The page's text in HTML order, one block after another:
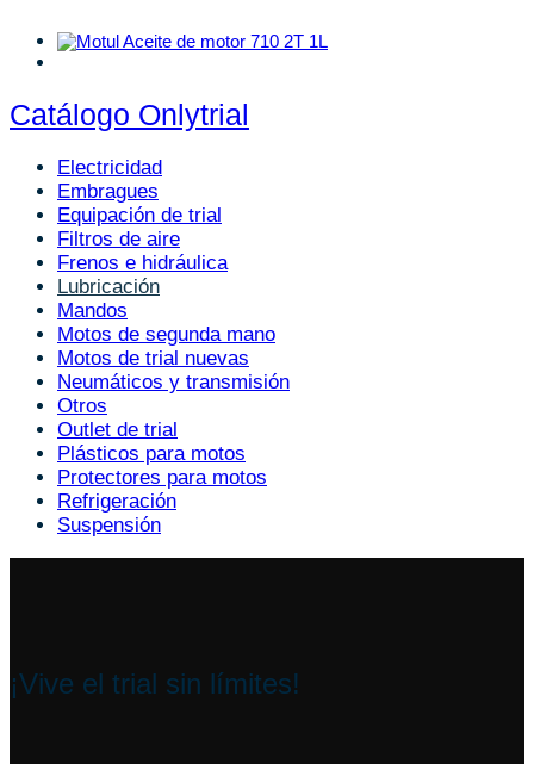
Catálogo Onlytrial
Electricidad
Embragues
Equipación de trial
Filtros de aire
Frenos e hidráulica
Lubricación
Mandos
Motos de segunda mano
Motos de trial nuevas
Neumáticos y transmisión
Otros
Outlet de trial
Plásticos para motos
Protectores para motos
Refrigeración
Suspensión
¡Vive el trial sin límites!